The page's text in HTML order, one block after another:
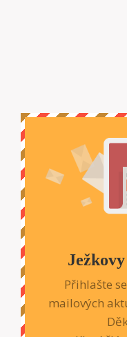
Přihlašte
mailových